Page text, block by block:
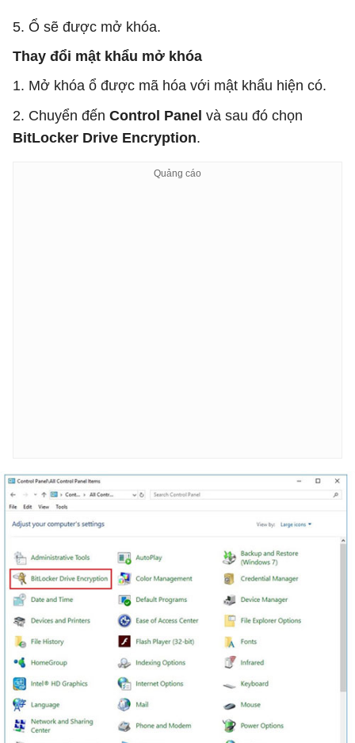
5. Ổ sẽ được mở khóa.
Thay đổi mật khẩu mở khóa
1. Mở khóa ổ được mã hóa với mật khẩu hiện có.
2. Chuyển đến Control Panel và sau đó chọn
BitLocker Drive Encryption.